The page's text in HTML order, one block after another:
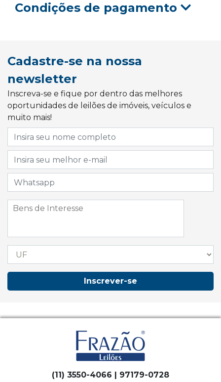
Condições de pagamento
Cadastre-se na nossa
newsletter
Inscreva-se e fique por dentro das melhores
oportunidades de leilões de imóveis, veículos e
muito mais!
Inscrever-se
(11) 3550-4066 | 97179-0728